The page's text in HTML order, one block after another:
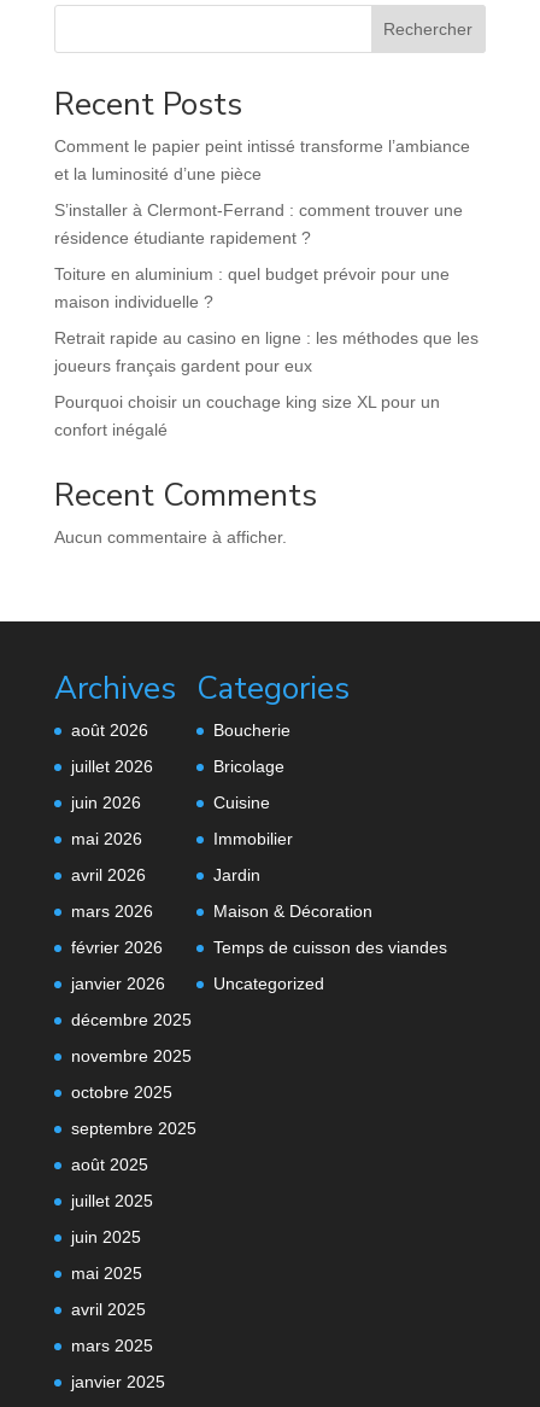
Rechercher
Recent Posts
Comment le papier peint intissé transforme l’ambiance
et la luminosité d’une pièce
S’installer à Clermont-Ferrand : comment trouver une
résidence étudiante rapidement ?
Toiture en aluminium : quel budget prévoir pour une
maison individuelle ?
Retrait rapide au casino en ligne : les méthodes que les
joueurs français gardent pour eux
Pourquoi choisir un couchage king size XL pour un
confort inégalé
Recent Comments
Aucun commentaire à afficher.
Archives
août 2026
juillet 2026
juin 2026
mai 2026
avril 2026
mars 2026
février 2026
janvier 2026
décembre 2025
novembre 2025
octobre 2025
septembre 2025
août 2025
juillet 2025
juin 2025
mai 2025
avril 2025
mars 2025
janvier 2025
Categories
Boucherie
Bricolage
Cuisine
Immobilier
Jardin
Maison & Décoration
Temps de cuisson des viandes
Uncategorized